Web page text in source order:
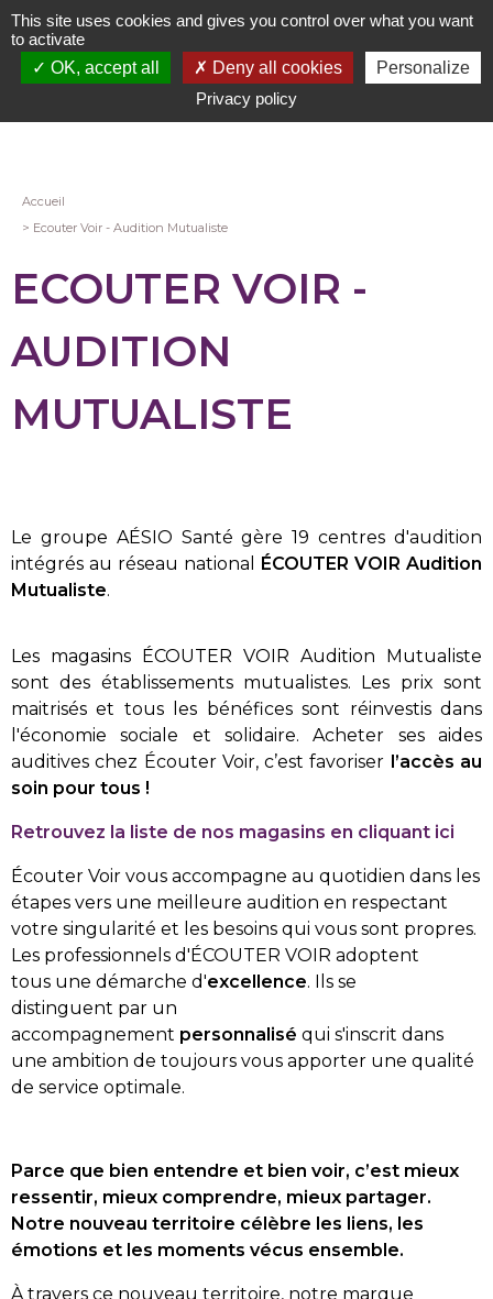
Aller
au
contenu
Fil
Accueil
Ecouter Voir - Audition Mutualiste
ECOUTER VOIR -
AUDITION
MUTUALISTE
Le groupe AÉSIO Santé gère 19 centres d'audition
intégrés au réseau national ÉCOUTER VOIR Audition
Mutualiste.
Les magasins ÉCOUTER VOIR Audition Mutualiste
sont des établissements mutualistes. Les prix sont
maitrisés et tous les bénéfices sont réinvestis dans
l'économie sociale et solidaire. Acheter ses aides
auditives chez Écouter Voir, c’est favoriser l’accès au
soin pour tous !
Retrouvez la liste de nos magasins en cliquant ici
Écouter Voir vous accompagne au quotidien dans les
étapes vers une meilleure audition en respectant
votre singularité et les besoins qui vous sont propres.
Les professionnels d'ÉCOUTER VOIR adoptent
tous une démarche d'excellence. Ils se
distinguent par un
accompagnement personnalisé qui s'inscrit dans
une ambition de toujours vous apporter une qualité
de service optimale.
Parce que bien entendre et bien voir, c’est mieux
ressentir, mieux comprendre, mieux partager.
Notre nouveau territoire célèbre les liens, les
émotions et les moments vécus ensemble.
À travers ce nouveau territoire, notre marque
This site uses cookies and gives you control over what you want
to activate
OK, accept all
Deny all cookies
Personalize
Privacy policy